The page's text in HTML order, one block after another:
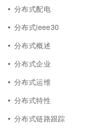
分布式配电
分布式ieee30
分布式概述
分布式企业
分布式运维
分布式特性
分布式链路跟踪